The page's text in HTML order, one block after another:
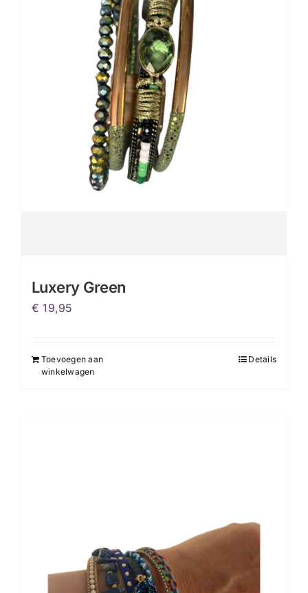
Luxery Green
€ 19,95
Toevoegen aan
winkelwagen
Details